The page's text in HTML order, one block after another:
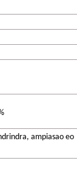
ampiasao eo